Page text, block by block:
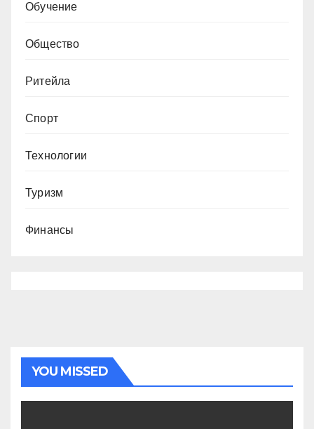
Обучение
Общество
Ритейла
Спорт
Технологии
Туризм
Финансы
YOU MISSED